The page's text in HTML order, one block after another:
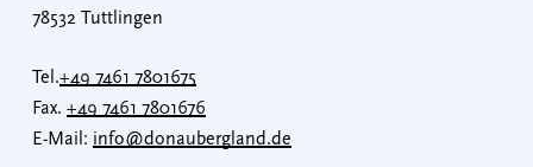
78532 Tuttlingen
Tel.+49 7461 7801675
Fax. +49 7461 7801676
E-Mail: info@donaubergland.de